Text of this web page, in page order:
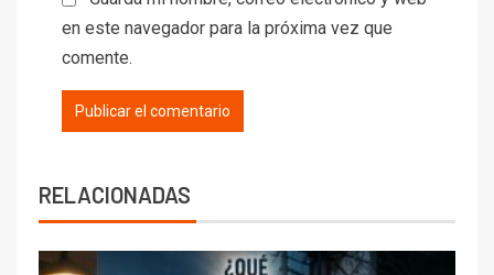
en este navegador para la próxima vez que
comente.
RELACIONADAS